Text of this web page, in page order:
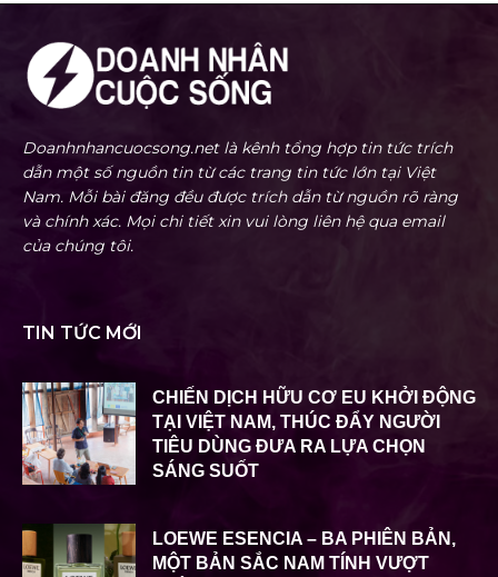
Doanhnhancuocsong.net là kênh tổng hợp tin tức trích
dẫn một số nguồn tin từ các trang tin tức lớn tại Việt
Nam. Mỗi bài đăng đều được trích dẫn từ nguồn rõ ràng
và chính xác. Mọi chi tiết xin vui lòng liên hệ qua email
của chúng tôi.
TIN TỨC MỚI
CHIẾN DỊCH HỮU CƠ EU KHỞI ĐỘNG
TẠI VIỆT NAM, THÚC ĐẨY NGƯỜI
TIÊU DÙNG ĐƯA RA LỰA CHỌN
SÁNG SUỐT
LOEWE ESENCIA – BA PHIÊN BẢN,
MỘT BẢN SẮC NAM TÍNH VƯỢT